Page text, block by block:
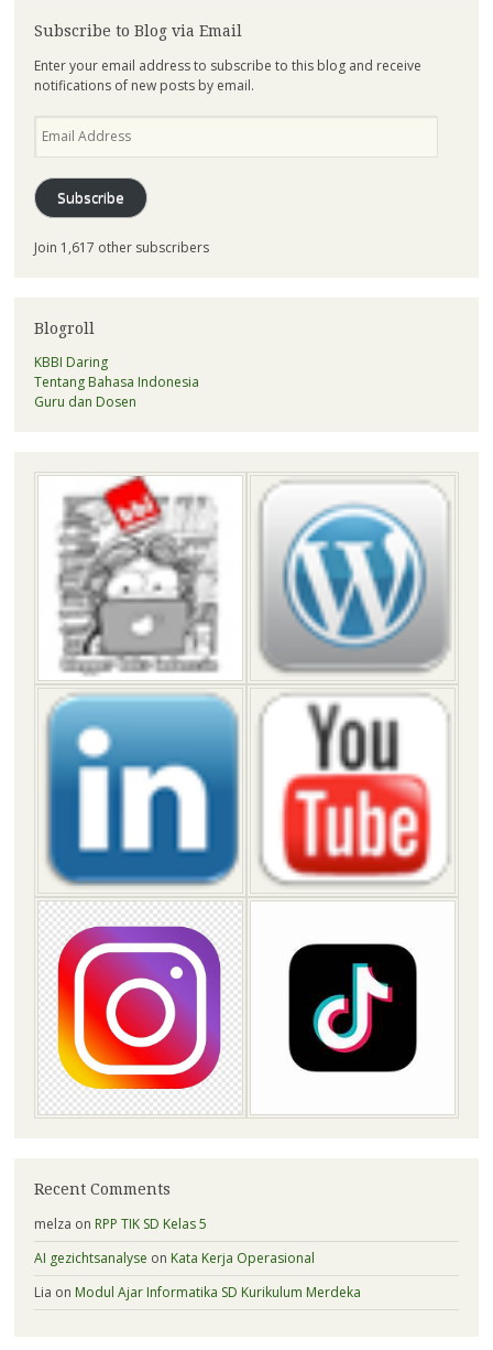
Subscribe to Blog via Email
Enter your email address to subscribe to this blog and receive
notifications of new posts by email.
Address
Subscribe
Join 1,617 other subscribers
Blogroll
KBBI Daring
Tentang Bahasa Indonesia
Guru dan Dosen
Recent Comments
melza on RPP TIK SD Kelas 5
AI gezichtsanalyse on Kata Kerja Operasional
Lia on Modul Ajar Informatika SD Kurikulum Merdeka